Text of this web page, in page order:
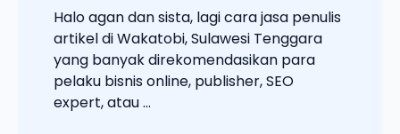
Halo agan dan sista, lagi cara jasa penulis
artikel di Wakatobi, Sulawesi Tenggara
yang banyak direkomendasikan para
pelaku bisnis online, publisher, SEO
expert, atau ...